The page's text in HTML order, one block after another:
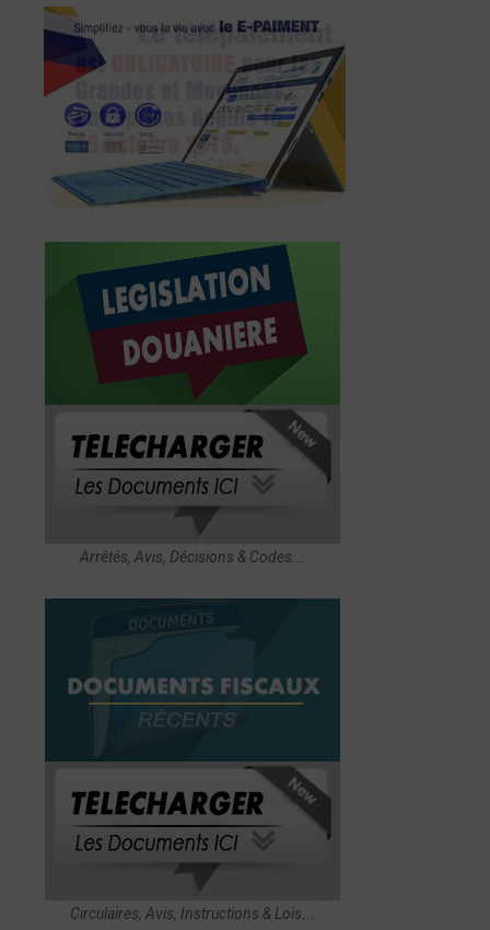
Arrêtés, Avis, Décisions & Codes...
Circulaires, Avis, Instructions & Lois...